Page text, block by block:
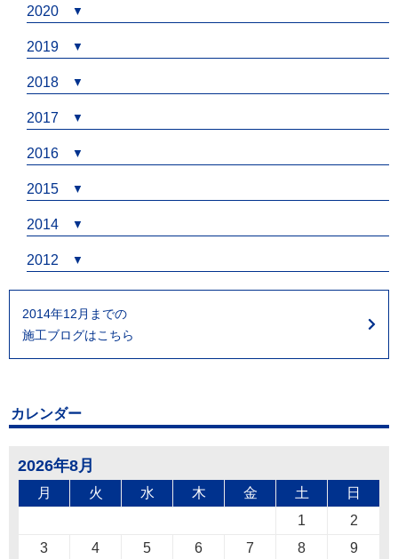
2020
2019
2018
2017
2016
2015
2014
2012
2014年12月までの
施工ブログはこちら
カレンダー
2026年8月
月 火 水 木 金 土 日
1
2
3
4 5 6 7 8
9